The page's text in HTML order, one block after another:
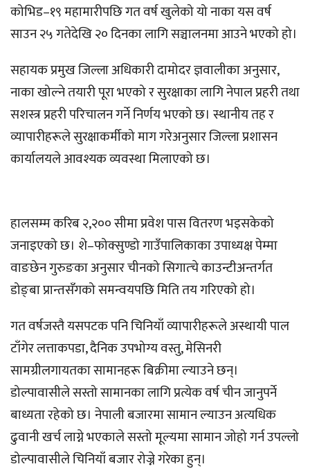
कोभिड–१९ महामारीपछि गत वर्ष खुलेको यो नाका यस वर्ष
साउन २५ गतेदेखि २० दिनका लागि सञ्चालनमा आउने भएको हो।
सहायक प्रमुख जिल्ला अधिकारी दामोदर ज्ञवालीका अनुसार,
नाका खोल्ने तयारी पूरा भएको र सुरक्षाका लागि नेपाल प्रहरी तथा
सशस्त्र प्रहरी परिचालन गर्ने निर्णय भएको छ। स्थानीय तह र
व्यापारीहरूले सुरक्षाकर्मीको माग गरेअनुसार जिल्ला प्रशासन
कार्यालयले आवश्यक व्यवस्था मिलाएको छ।
हालसम्म करिब २,२०० सीमा प्रवेश पास वितरण भइसकेको
जनाइएको छ। शे–फोक्सुण्डो गाउँपालिकाका उपाध्यक्ष पेम्मा
वाङछेन गुरुङका अनुसार चीनको सिगात्चे काउन्टीअन्तर्गत
डोङ्बा प्रान्तसँगको समन्वयपछि मिति तय गरिएको हो।
गत वर्षजस्तै यसपटक पनि चिनियाँ व्यापारीहरूले अस्थायी पाल
टाँगेर लत्ताकपडा, दैनिक उपभोग्य वस्तु, मेसिनरी
सामग्रीलगायतका सामानहरू बिक्रीमा ल्याउने छन्।
डोल्पावासीले सस्तो सामानका लागि प्रत्येक वर्ष चीन जानुपर्ने
बाध्यता रहेको छ। नेपाली बजारमा सामान ल्याउन अत्यधिक
ढुवानी खर्च लाग्ने भएकाले सस्तो मूल्यमा सामान जोहो गर्न उपल्लो
डोल्पावासीले चिनियाँ बजार रोज्ने गरेका हुन्।